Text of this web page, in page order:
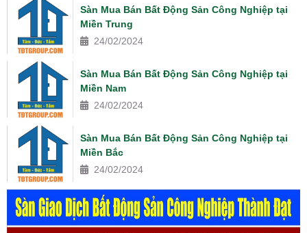
Sàn Mua Bán Bất Động Sản Công Nghiệp tại
Miền Trung
24/02/2024
Sàn Mua Bán Bất Động Sản Công Nghiệp tại
Miền Nam
24/02/2024
Sàn Mua Bán Bất Động Sản Công Nghiệp tại
Miền Bắc
24/02/2024